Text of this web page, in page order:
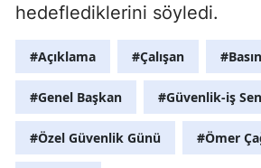
hedeflediklerini söyledi.
#Açıklama #Çalışan #Basın
#Genel Başkan #Güvenlik-iş
#Özel Güvenlik Günü #Ömer